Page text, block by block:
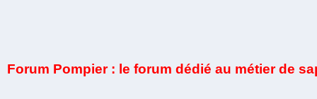
Forum Pompier : le forum dédié au métier de